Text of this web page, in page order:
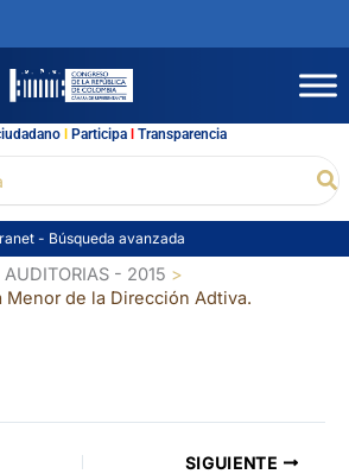
l Participal Transparencia
- Búsqueda avanzada
- 2015
Menor de la Dirección Adtiva.
SIGUIENTE